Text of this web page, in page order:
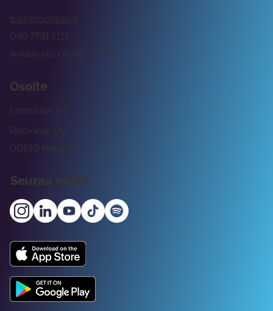
tuki@rockway.fi
Arkisin klo 09:00 -15:00
045 7731 1111
Osoite
Rockway Oy
Lemuntie 3-5
00510 Helsinki
Seuraa meitä